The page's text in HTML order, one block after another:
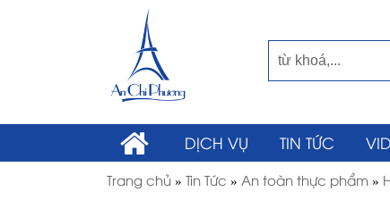
DỊCH VỤ TIN TỨC
Trang chủ » Tin Tức » An toàn thực phẩm »